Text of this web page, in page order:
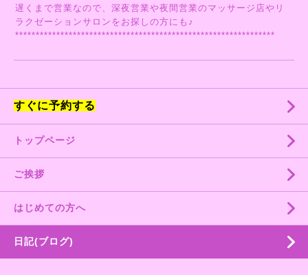
遅くまで営業なので、深夜営業や夜間営業のマッサージ店やリ
ラクゼーションサロンをお探しの方にも♪
***************************************************************
すぐに予約する
トップページ
ご挨拶
はじめての方へ
日記(ブログ)